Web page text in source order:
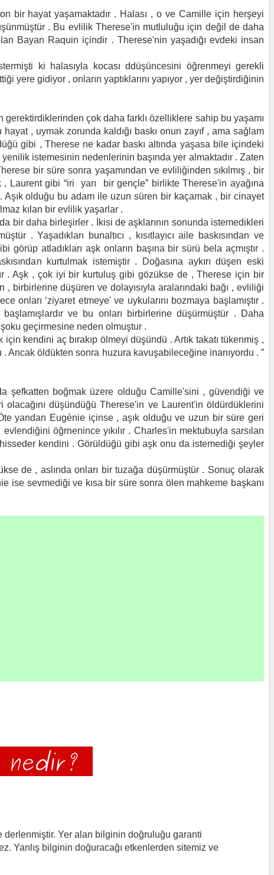
bir hayat yaşamaktadır . Halası , o ve Camille için herşeyi
. Bu evlilik Therese'in mutluluğu için değil de daha
Bayan Raquin içindir . Therese'nin yaşadığı evdeki insan
ki halasıyla kocası ddüşüncesini öğrenmeyi gerekli
yere gidiyor , onların yaptıklarını yapıyor , yer değiştirdiğinin
gerektirdiklerinden çok daha farklı özelliklere sahip bu yaşamı
, uymak zorunda kaldığı baskı onun zayıf , ama sağlam
gibi , Therese ne kadar baskı altında yaşasa bile içindeki
istemesinin nedenlerinin başında yer almaktadır . Zaten
bir süre sonra yaşamından ve evliliğinden sıkılmış , bir
gibi “iri  yarı bir gençle” birlikte Therese'in ayağına
Aşık olduğu bu adam ile uzun süren bir kaçamak , bir cinayet
kılan bir evlilik yaşarlar .
daha birleşirler . İkisi de aşklarının sonunda istemedikleri
. Yaşadıkları bunaltıcı , kısıtlayıcı aile baskısından ve
atladıkları aşk onların başına bir sürü bela açmıştır .
kurtulmak istemiştir . Doğasına aykırı düşen eski
. Aşk , çok iyi bir kurtuluş gibi gözükse de , Therese için bir
birbirlerine düşüren ve dolayısıyla aralarındaki bağı , evliliği
‘ziyaret etmeye' ve uykularını bozmaya başlamıştır .
ve bu onları birbirlerine düşürmüştür . Daha
geçirmesine neden olmuştur .
kendini aç bırakıp ölmeyi düşündü . Artık takatı tükenmiş ,
öldükten sonra huzura kavuşabileceğine inanıyordu . ”
şefkatten boğmak üzere olduğu Camille'sini , güvendiği ve
düşündüğü Therese'in ve Laurent'in öldürdüklerini
yandan Eugènie içinse , aşık olduğu ve uzun bir süre geri
öğrnenince yıkılır . Charles'in mektubuyla sarsılan
kendini . Görüldüğü gibi aşk onu da istemediği şeyler
, aslında onları bir tuzağa düşürmüştür . Sonuç olarak
ise sevmediği ve kısa bir süre sonra ölen mahkeme başkanı
derlenmiştir. Yer alan bilginin doğruluğu garanti
Yanlış bilginin doğuracağı etkenlerden sitemiz ve